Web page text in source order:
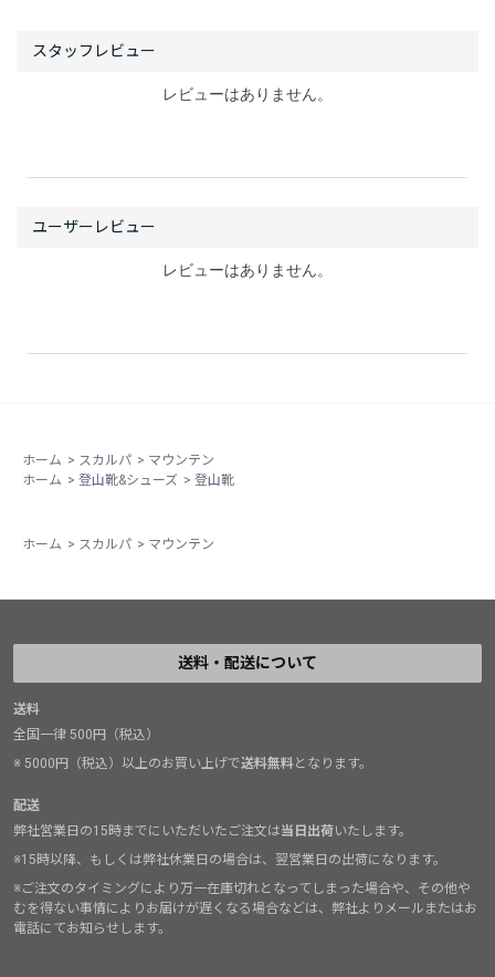
レビューはありません。
レビューはありません。
ホーム > スカルパ > マウンテン
ホーム > 登山靴&シューズ > 登山靴
ホーム > スカルパ > マウンテン
送料・配送について
送料
全国一律 500円（税込）
※ 5000円（税込）以上のお買い上げで送料無料となります。
配送
弊社営業日の15時までにいただいたご注文は当日出荷いたします。
※15時以降、もしくは弊社休業日の場合は、翌営業日の出荷になります。
※ご注文のタイミングにより万一在庫切れとなってしまった場合や、その他や
むを得ない事情によりお届けが遅くなる場合などは、弊社よりメールまたはお
電話にてお知らせします。